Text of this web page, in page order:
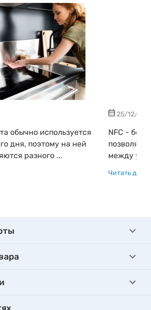
обычно используется
дня, поэтому на ней
разного ...
25/12/
NFC -
между
Читать